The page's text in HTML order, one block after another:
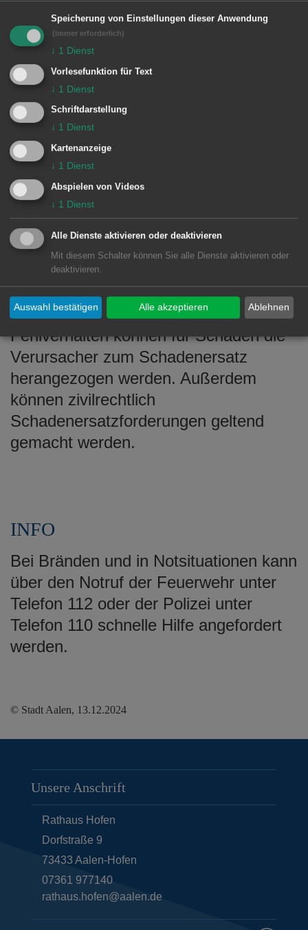
einer entsprechenden Erlaubnis). Die
Feuerwerkskörper dürfen nur von
Personen abgebrannt werden, die das
18. Lebensjahr vollendet haben.
Zuwiderhandlungen stellen eine
Ordnungswidrigkeit dar und können mit
einem Bußgeld geahndet werden.
Das Abbrennen von pyrotechnischen
Gegenständen ist in unmittelbarer
Nähe von Kirchen, Krankenhäusern,
Kinder- u. Seniorenheimen sowie
Fachwerkhäusern verboten; zum
Beispiel in der Innenstadt von Aalen.
Bei fahrlässigem oder vorsätzlichem
Fehlverhalten können für Schäden die
Verursacher zum Schadenersatz
herangezogen werden. Außerdem
können zivilrechtlich
Schadenersatzforderungen geltend
gemacht werden.
INFO
Bei Bränden und in Notsituationen kann
über den Notruf der Feuerwehr unter
Telefon 112 oder der Polizei unter
Telefon 110 schnelle Hilfe angefordert
werden.
© Stadt Aalen, 13.12.2024
Unsere Anschrift
Rathaus Hofen
Dorfstraße 9
73433 Aalen-Hofen
07361 977140
rathaus.hofen@aalen.de
Speicherung von Einstellungen dieser Anwendung
(immer erforderlich)
↓ 1 Dienst
Vorlesefunktion für Text
↓ 1 Dienst
Schriftdarstellung
↓ 1 Dienst
Kartenanzeige
↓ 1 Dienst
Abspielen von Videos
↓ 1 Dienst
Alle Dienste aktivieren oder deaktivieren
Mit diesem Schalter können Sie alle Dienste aktivieren oder
deaktivieren.
Ablehnen
Auswahl bestätigen Alle akzeptieren